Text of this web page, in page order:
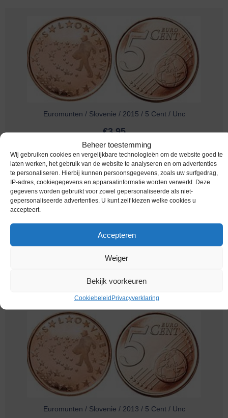
Beheer toestemming
Wij gebruiken cookies en vergelijkbare technologieën om de website goed te
laten werken, het gebruik van de website te analyseren en om advertenties
te personaliseren. Hierbij kunnen persoonsgegevens, zoals uw surfgedrag,
IP-adres, cookiegegevens en apparaatinformatie worden verwerkt. Deze
gegevens worden gebruikt voor zowel gepersonaliseerde als niet-
gepersonaliseerde advertenties. U kunt zelf kiezen welke cookies u
accepteert.
Accepteren
Weiger
Bekijk voorkeuren
CookiebeleidPrivacyverklaring
Euromunten / Slovenie / 2015 / 5 Cent / Unc
€3,95
Euromunten / Slovenie / 2014 / 5 Cent / Unc
€ 2,95
Euromunten / Slovenie / 2013 / 5 Cent / Unc